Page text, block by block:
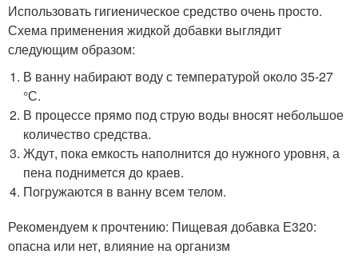
Использовать гигиеническое средство очень просто.
Схема применения жидкой добавки выглядит
следующим образом:
В ванну набирают воду с температурой около 35-27
°С.
В процессе прямо под струю воды вносят небольшое
количество средства.
Ждут, пока емкость наполнится до нужного уровня, а
пена поднимется до краев.
Погружаются в ванну всем телом.
Рекомендуем к прочтению: Пищевая добавка Е320:
опасна или нет, влияние на организм